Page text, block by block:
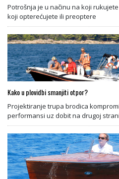
Potrošnja je u načinu na koji
koji opterećujete ili preoptere
Kako u plovidbi smanjiti otpor?
Projektiranje trupa brodica
performansi uz dobit na drugoj